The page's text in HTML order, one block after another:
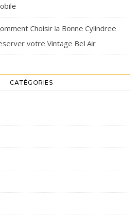
Choisir la Bonne Cylindree
votre Vintage Bel Air
CATÉGORIES